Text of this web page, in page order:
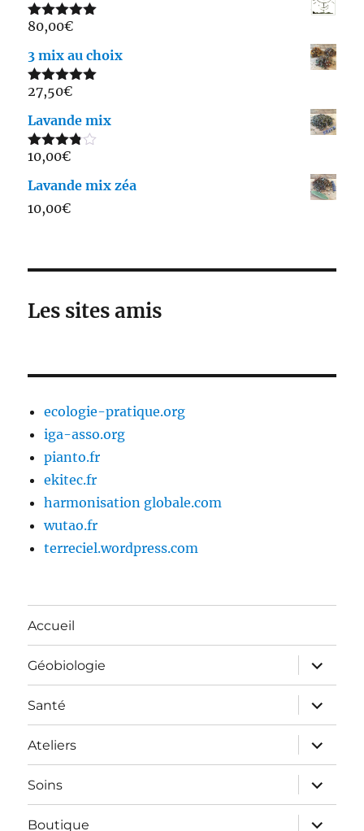
Note5.00
80,00€
3 mix au choix
Note5.00
27,50€
Lavande mix
Note
sur 5
10,00€
Lavande mix zéa
10,00€
Les sites amis
ecologie-pratique.org
iga-asso.org
pianto.fr
ekitec.fr
harmonisation globale.com
wutao.fr
terreciel.wordpress.com
Accueil
Géobiologie
ouvrir
le
sous-
menu
Santé
ouvrir
le
sous-
menu
Ateliers
ouvrir
le
sous-
menu
Soins
ouvrir
le
sous-
menu
Boutique
ouvrir